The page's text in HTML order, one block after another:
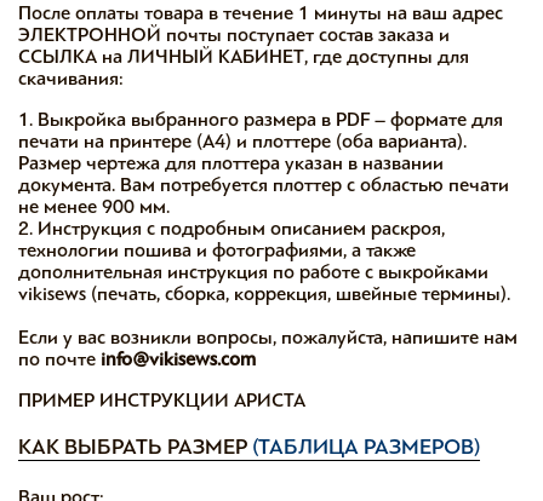
После оплаты товара в течение 1 минуты на ваш адрес
ЭЛЕКТРОННОЙ почты поступает состав заказа и
ССЫЛКА на ЛИЧНЫЙ КАБИНЕТ, где доступны для
скачивания:
1. Выкройка выбранного размера в PDF – формате для
печати на принтере (А4) и плоттере (оба варианта).
Размер чертежа для плоттера указан в названии
документа. Вам потребуется плоттер с областью печати
не менее 900 мм.
2. Инструкция с подробным описанием раскроя,
технологии пошива и фотографиями, а также
дополнительная инструкция по работе с выкройками
vikisews (печать, сборка, коррекция, швейные термины).
Если у вас возникли вопросы, пожалуйста, напишите нам
по почте info@vikisews.com
ПРИМЕР ИНСТРУКЦИИ АРИСТА
КАК ВЫБРАТЬ РАЗМЕР (ТАБЛИЦА РАЗМЕРОВ)